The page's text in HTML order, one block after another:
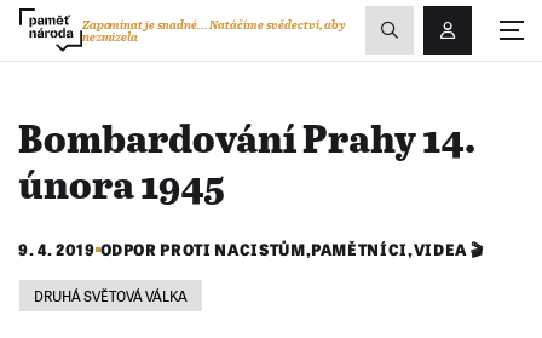
Přihlášení/
Zapomínat je snadné...Natáčíme svědectví, aby
nezmizela
Zobrazit
vyhledávání
Bombardování Prahy 14.
února 1945
9. 4. 2019 ODPOR PROTI NACISTŮM,PAMĚTNÍCI,VIDEA 🎬
DRUHÁ SVĚTOVÁ VÁLKA